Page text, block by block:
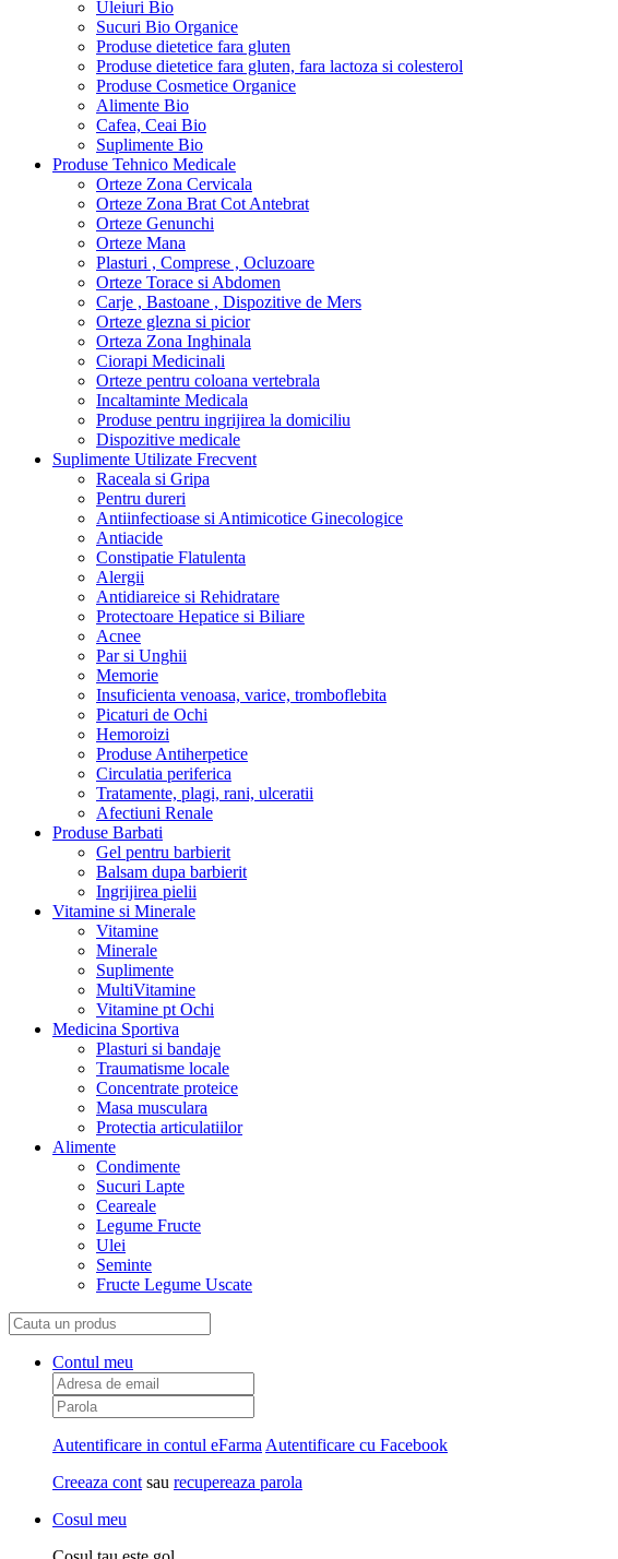
Uleiuri Bio
Sucuri Bio Organice
Produse dietetice fara gluten
Produse dietetice fara gluten, fara lactoza si colesterol
Produse Cosmetice Organice
Alimente Bio
Cafea, Ceai Bio
Suplimente Bio
Produse Tehnico Medicale
Orteze Zona Cervicala
Orteze Zona Brat Cot Antebrat
Orteze Genunchi
Orteze Mana
Plasturi , Comprese , Ocluzoare
Orteze Torace si Abdomen
Carje , Bastoane , Dispozitive de Mers
Orteze glezna si picior
Orteza Zona Inghinala
Ciorapi Medicinali
Orteze pentru coloana vertebrala
Incaltaminte Medicala
Produse pentru ingrijirea la domiciliu
Dispozitive medicale
Suplimente Utilizate Frecvent
Raceala si Gripa
Pentru dureri
Antiinfectioase si Antimicotice Ginecologice
Antiacide
Constipatie Flatulenta
Alergii
Antidiareice si Rehidratare
Protectoare Hepatice si Biliare
Acnee
Par si Unghii
Memorie
Insuficienta venoasa, varice, tromboflebita
Picaturi de Ochi
Hemoroizi
Produse Antiherpetice
Circulatia periferica
Tratamente, plagi, rani, ulceratii
Afectiuni Renale
Produse Barbati
Gel pentru barbierit
Balsam dupa barbierit
Ingrijirea pielii
Vitamine si Minerale
Vitamine
Minerale
Suplimente
MultiVitamine
Vitamine pt Ochi
Medicina Sportiva
Plasturi si bandaje
Traumatisme locale
Concentrate proteice
Masa musculara
Protectia articulatiilor
Alimente
Condimente
Sucuri Lapte
Ceareale
Legume Fructe
Ulei
Seminte
Fructe Legume Uscate
Contul meu
Autentificare in contul eFarma Autentificare cu Facebook
Creeaza cont sau recupereaza parola
Cosul meu